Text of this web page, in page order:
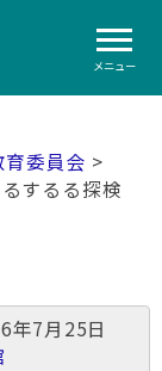
メニュー
育委員会 >
するる探検
年7月25日